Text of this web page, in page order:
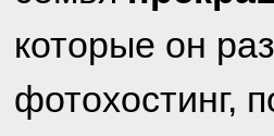
которые он
фотохостинг,